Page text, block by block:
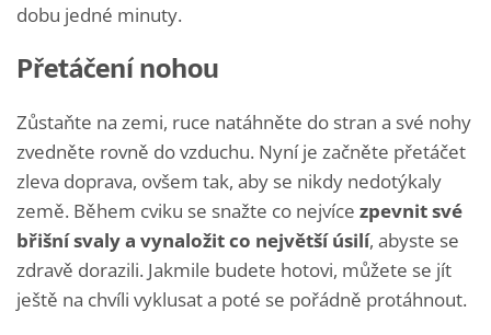
dobu jedné minuty.
Přetáčení nohou
Zůstaňte na zemi, ruce natáhněte do stran a své nohy
zvedněte rovně do vzduchu. Nyní je začněte přetáčet
zleva doprava, ovšem tak, aby se nikdy nedotýkaly
země. Během cviku se snažte co nejvíce zpevnit své
břišní svaly a vynaložit co největší úsilí, abyste se
zdravě dorazili. Jakmile budete hotovi, můžete se jít
ještě na chvíli vyklusat a poté se pořádně protáhnout.